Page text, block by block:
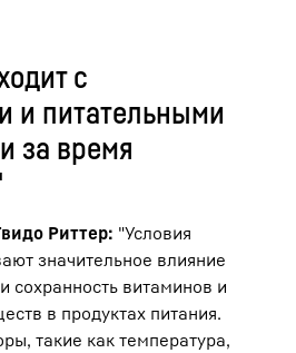
с
и питательными
за время
Риттер: "Условия
значительное влияние
сохранность витаминов и
в продуктах питания.
такие как температура,